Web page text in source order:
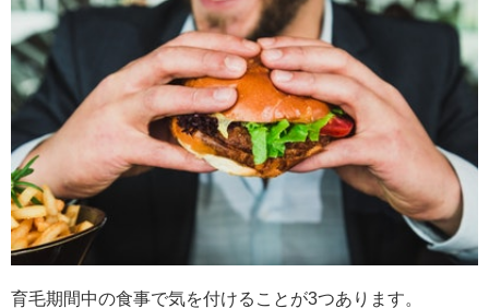
育毛期間中の食事で気を付けることが3つあります。